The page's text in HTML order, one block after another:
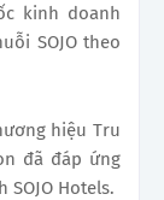
kinh doanh
SOJO theo
hiệu Tru
đã đáp ứng
Hotels.